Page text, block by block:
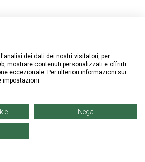
ALLA NEWSLETTER
dei dati dei nostri visitatori, per
mostrare contenuti personalizzati e offrirti
eccezionale. Per ulteriori informazioni sui
impostazioni.
Nega